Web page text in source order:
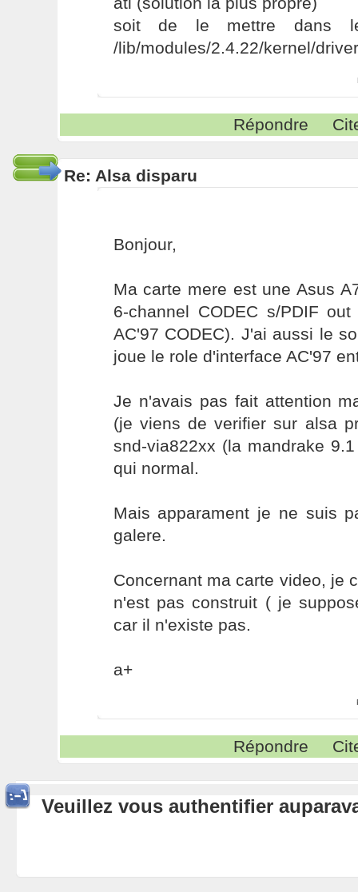
soit de le mettre dans
/lib/modules/2.4.22/kernel/
Répondre
Re: Alsa disparu
Bonjour,
Ma carte mere est une Asus
6-channel CODEC s/PDIF
AC'97 CODEC). J'ai aussi le
joue le role d'interface AC'97
Je n'avais pas fait attention
(je viens de verifier sur alsa
snd-via822xx (la mandrake
qui normal.
Mais apparament je ne suis
galere.
Concernant ma carte video, je
n'est pas construit ( je
car il n'existe pas.
a+
Répondre
Veuillez vous authentifier